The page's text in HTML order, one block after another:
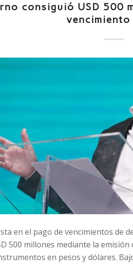
consiguió USD 500
vencimiento
en el pago de vencimientos de
500 millones mediante la
en pesos y dólares.